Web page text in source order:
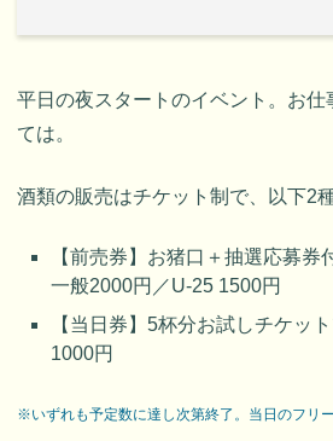
平日の夜スタートのイベント。お仕
ては。
酒類の販売はチケット制で、以下2
【前売券】お猪口＋抽選応募券
一般2000円／U-25 1500円
【当日券】5杯分お試しチケッ
1000円
※いずれも予定数に達し次第終了。当日のフリ